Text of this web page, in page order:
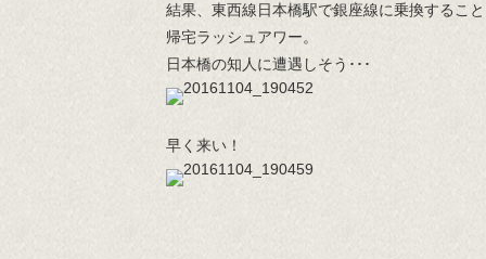
結果、東西線日本橋駅で銀座線に乗換するこ
帰宅ラッシュアワー。
日本橋の知人に遭遇しそう･･･
早く来い！